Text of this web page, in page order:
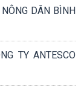
DÂN BÌNH
TY ANTESCO